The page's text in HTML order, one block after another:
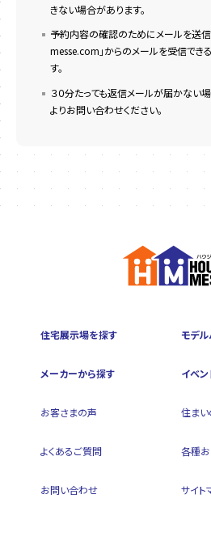
きない場合があります。
予約内容の確認のためにメールを送信
messe.com」からのメールを受信でき
す。
３０分たっても返信メールが届かない
よりお問い合わせください。
住宅展示場を探す モデ
メーカーから探す イベン
お客さまの声 住まい
よくあるご質問 各種
お問い合わせ サイト